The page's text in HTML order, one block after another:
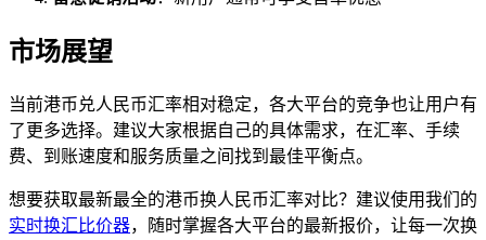
市场展望
当前港币兑人民币汇率相对稳定，各大平台的竞争也让用户有
了更多选择。建议大家根据自己的具体需求，在汇率、手续
费、到账速度和服务质量之间找到最佳平衡点。
想要获取最新最全的港币换人民币汇率对比？建议使用我们的
实时换汇比价器，随时掌握各大平台的最新报价，让每一次换